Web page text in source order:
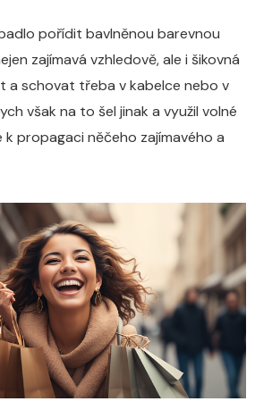
pořídit bavlněnou barevnou
zajímavá vzhledově, ale i šikovná
a schovat třeba v kabelce nebo v
však na to šel jinak a využil volné
propagaci něčeho zajímavého a